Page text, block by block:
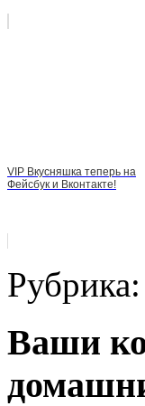
VIP Вкусняшка теперь на
Фейсбук и Вконтакте!
Рубрика:
Ваши